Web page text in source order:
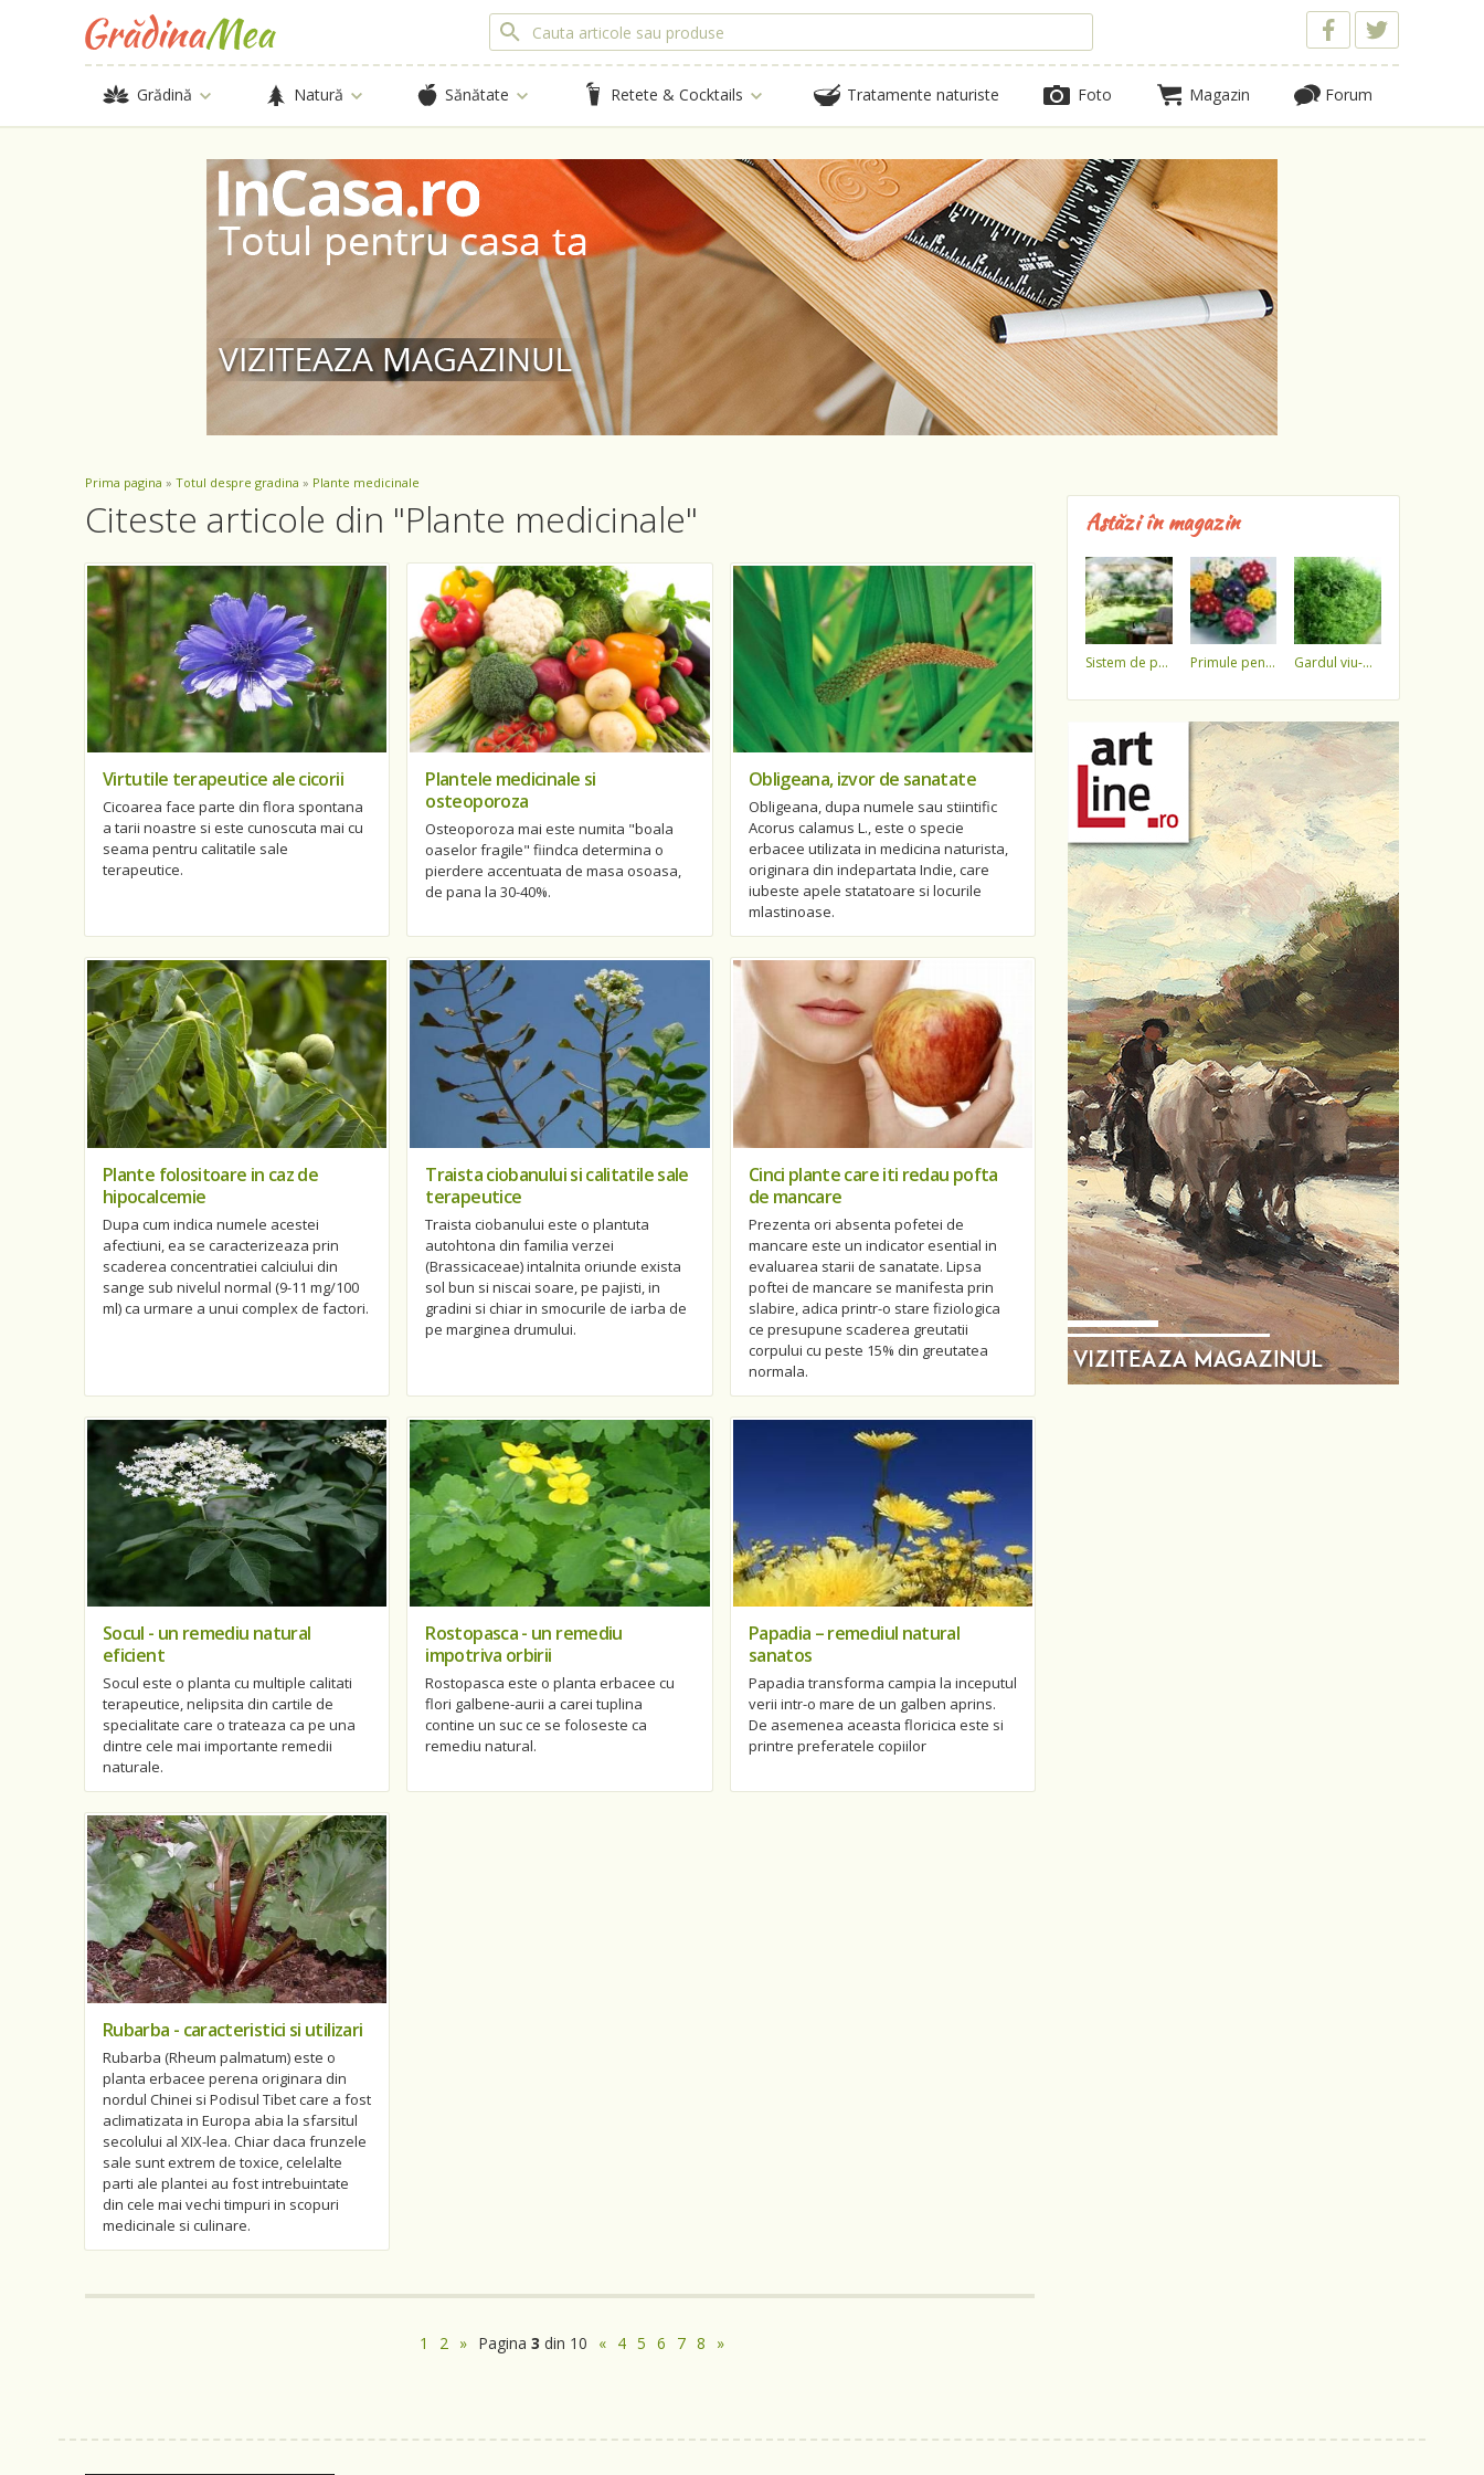
Grădină Natură Sănătate Retete & Cocktails Tratamente naturiste Foto Magazin Forum
Prima pagina » Totul despre gradina » Plante medicinale
Citeste articole din "Plante medicinale"
Virtutile terapeutice ale cicorii
Cicoarea face parte din flora spontana
a tarii noastre si este cunoscuta mai cu
seama pentru calitatile sale
terapeutice.
Plantele medicinale si
osteoporoza
Osteoporoza mai este numita "boala
oaselor fragile" fiindca determina o
pierdere accentuata de masa osoasa,
de pana la 30-40%.
Obligeana, izvor de sanatate
Obligeana, dupa numele sau stiintific
Acorus calamus L., este o specie
erbacee utilizata in medicina naturista,
originara din indepartata Indie, care
iubeste apele statatoare si locurile
mlastinoase.
Plante folositoare in caz de
hipocalcemie
Dupa cum indica numele acestei
afectiuni, ea se caracterizeaza prin
scaderea concentratiei calciului din
sange sub nivelul normal (9-11 mg/100
ml) ca urmare a unui complex de factori.
Traista ciobanului si calitatile sale
terapeutice
Traista ciobanului este o plantuta
autohtona din familia verzei
(Brassicaceae) intalnita oriunde exista
sol bun si niscai soare, pe pajisti, in
gradini si chiar in smocurile de iarba de
pe marginea drumului.
Cinci plante care iti redau pofta
de mancare
Prezenta ori absenta pofetei de
mancare este un indicator esential in
evaluarea starii de sanatate. Lipsa
poftei de mancare se manifesta prin
slabire, adica printr-o stare fiziologica
ce presupune scaderea greutatii
corpului cu peste 15% din greutatea
normala.
Socul - un remediu natural
eficient
Socul este o planta cu multiple calitati
terapeutice, nelipsita din cartile de
specialitate care o trateaza ca pe una
dintre cele mai importante remedii
naturale.
Rostopasca - un remediu
impotriva orbirii
Rostopasca este o planta erbacee cu
flori galbene-aurii a carei tuplina
contine un suc ce se foloseste ca
remediu natural.
Papadia – remediul natural
sanatos
Papadia transforma campia la inceputul
verii intr-o mare de un galben aprins.
De asemenea aceasta floricica este si
printre preferatele copiilor
Rubarba - caracteristici si utilizari
Rubarba (Rheum palmatum) este o
planta erbacee perena originara din
nordul Chinei si Podisul Tibet care a fost
aclimatizata in Europa abia la sfarsitul
secolului al XIX-lea. Chiar daca frunzele
sale sunt extrem de toxice, celelalte
parti ale plantei au fost intrebuintate
din cele mai vechi timpuri in scopuri
medicinale si culinare.
1 2 » Pagina 3 din 10 « 4 5 6 7 8 »
Astăzi în magazin
sistem de pulverizare a apei primule pentru 1 martie 3,5 lei / ghiveci !!!! gardul viu-minune!